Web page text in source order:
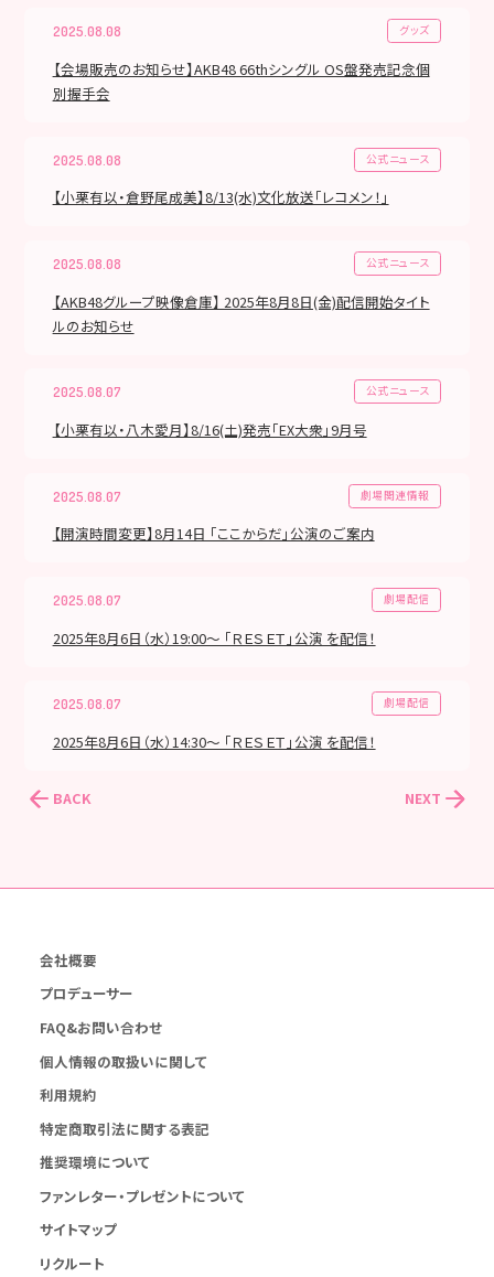
2025.08.08 グッズ
【会場販売のお知らせ】AKB48 66thシングル OS盤発売記念個
別握手会
2025.08.08 公式ニュース
【小栗有以・倉野尾成美】8/13(水)文化放送「レコメン！」
2025.08.08 公式ニュース
【AKB48グループ映像倉庫】 2025年8月8日(金)配信開始タイト
ルのお知らせ
2025.08.07 公式ニュース
【小栗有以・八木愛月】8/16(土)発売「EX大衆」9月号
2025.08.07 劇場関連情報
【開演時間変更】8月14日 「ここからだ」公演のご案内
2025.08.07 劇場配信
2025年8月6日（水）19:00～ 「ＲＥＳＥＴ」公演 を配信！
2025.08.07 劇場配信
2025年8月6日（水）14:30～ 「ＲＥＳＥＴ」公演 を配信！
BACK NEXT
会社概要
プロデューサー
FAQ&お問い合わせ
個人情報の取扱いに関して
利用規約
特定商取引法に関する表記
推奨環境について
ファンレター・プレゼントについて
サイトマップ
リクルート